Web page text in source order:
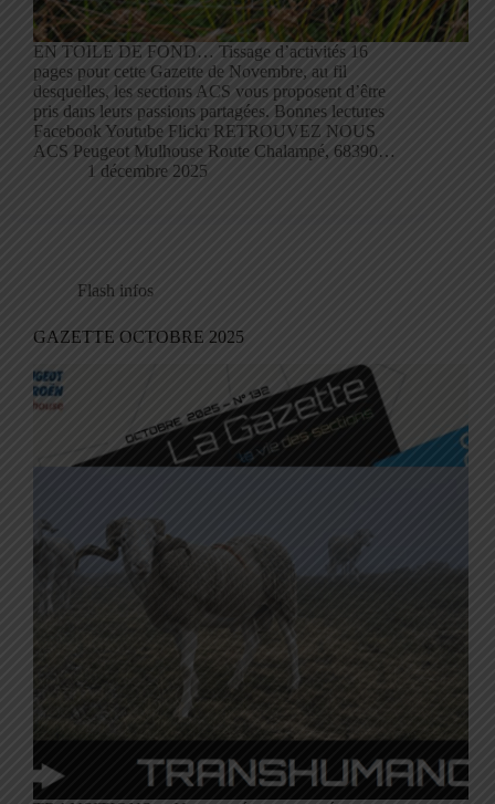
EN TOILE DE FOND… Tissage d’activités 16
pages pour cette Gazette de Novembre, au fil
desquelles, les sections ACS vous proposent d’être
pris dans leurs passions partagées. Bonnes lectures
Facebook Youtube Flickr RETROUVEZ NOUS
ACS Peugeot Mulhouse Route Chalampé, 68390…
1 décembre 2025
Flash infos
GAZETTE OCTOBRE 2025